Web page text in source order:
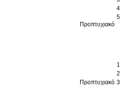
Προπτυχιακό
Προπτυχιακό